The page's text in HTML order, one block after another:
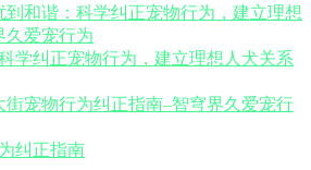
学纠正宠物行为，建立理想人犬关系
纠正指南